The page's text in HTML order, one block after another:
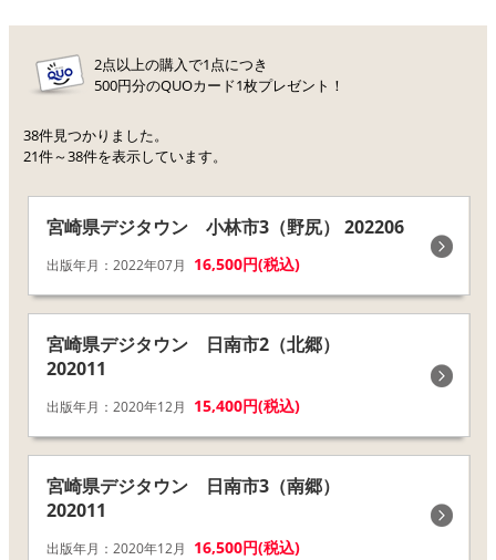
2点以上の購入で1点につき
500円分のQUOカード1枚プレゼント！
38件見つかりました。
21件～38件を表示しています。
宮崎県デジタウン 小林市3（野尻） 202206
出版年月：2022年07月 16,500円(税込)
宮崎県デジタウン 日南市2（北郷）
202011
出版年月：2020年12月 15,400円(税込)
宮崎県デジタウン 日南市3（南郷）
202011
出版年月：2020年12月 16,500円(税込)